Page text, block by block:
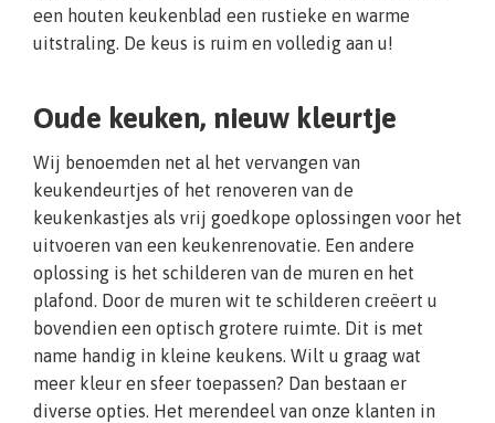
een houten keukenblad een rustieke en warme
uitstraling. De keus is ruim en volledig aan u!
Oude keuken, nieuw kleurtje
Wij benoemden net al het vervangen van
keukendeurtjes of het renoveren van de
keukenkastjes als vrij goedkope oplossingen voor het
uitvoeren van een keukenrenovatie. Een andere
oplossing is het schilderen van de muren en het
plafond. Door de muren wit te schilderen creëert u
bovendien een optisch grotere ruimte. Dit is met
name handig in kleine keukens. Wilt u graag wat
meer kleur en sfeer toepassen? Dan bestaan er
diverse opties. Het merendeel van onze klanten in